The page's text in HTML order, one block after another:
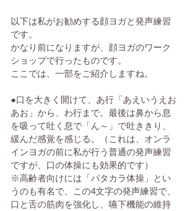
以下は私がお勧めする顔ヨガと発声練習
です。
かなり前になりますが、顔ヨガのワーク
ショップで行ったものです。
ここでは、一部をご紹介しますね。
●口を大きく開けて、あ行「あえいうえお
あお」から、わ行まで。最後は鼻から息
を吸って吐く息で「ん～」で吐ききり、
緩んだ感覚を感じる。（これは、オンラ
インヨガの前に私が行う普通の発声練習
ですが、口の体操にも効果的です）
※高齢者向けには「パタカラ体操」とい
うのも有名で、この4文字の発声練習で、
口と舌の筋肉を強化し、嚥下機能の維持